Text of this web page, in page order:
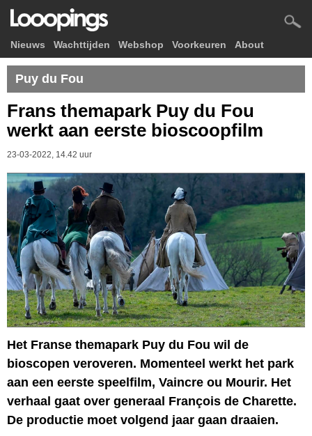
Nieuws Wachttijden Webshop Voorkeuren About
Puy du Fou
Frans themapark Puy du Fou
werkt aan eerste bioscoopfilm
23-03-2022, 14.42 uur
Het Franse themapark Puy du Fou wil de
bioscopen veroveren. Momenteel werkt het park
aan een eerste speelfilm, Vaincre ou Mourir. Het
verhaal gaat over generaal François de Charette.
De productie moet volgend jaar gaan draaien.